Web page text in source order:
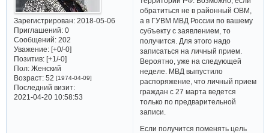
Зарегистрирован: 2018-05-06
Приглашений:0
Сообщений:202
Уважение: [+0/-0]
Позитив: [+1/-0]
Пол:Женский
Возраст:52 [1974-04-09]
Последний визит:
2021-04-20 10:58:53
обратиться не в районный ОВМ,
а в ГУВМ МВД России по вашему
субъекту с заявлением, то
получится. Для этого надо
записаться на личный прием.
Вероятно, уже на следующей
неделе. МВД выпустило
распоряжение, что личный прием
граждан с 27 марта ведется
только по предварительной
записи.
Если получится поменять цель